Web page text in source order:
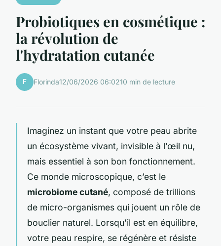
Probiotiques en cosmétique :
la révolution de
l'hydratation cutanée
F Florinda12/06/2026 06:0210 min de lecture
Imaginez un instant que votre peau abrite
un écosystème vivant, invisible à l’œil nu,
mais essentiel à son bon fonctionnement.
Ce monde microscopique, c’est le
microbiome cutané, composé de trillions
de micro-organismes qui jouent un rôle de
bouclier naturel. Lorsqu’il est en équilibre,
votre peau respire, se régénère et résiste